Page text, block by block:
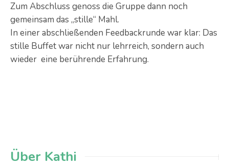
Zum Abschluss genoss die Gruppe dann noch
gemeinsam das „stille“ Mahl.
In einer abschließenden Feedbackrunde war klar: Das
stille Buffet war nicht nur lehrreich, sondern auch
wieder eine berührende Erfahrung.
Über Kathi